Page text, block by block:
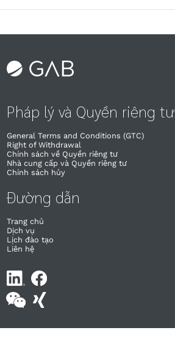
Pháp lý và Quyền riêng tư
General Terms and Conditions (GTC)
Right of Withdrawal​
Chính sách về Quyền riêng tư
Nhà cung cấp và Quyền riêng tư
Chính sách hủy
Đường dẫn
Trang chủ
Dịch vụ
Lịch đào tạo
Liên hệ